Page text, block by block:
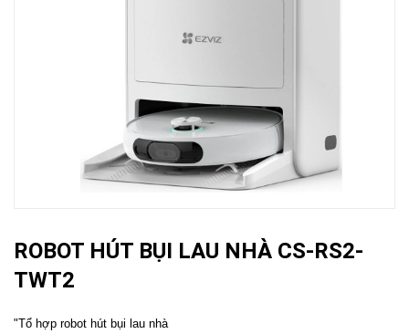
ROBOT HÚT BỤI LAU NHÀ CS-RS2-
TWT2
"Tổ hợp robot hút bụi lau nhà